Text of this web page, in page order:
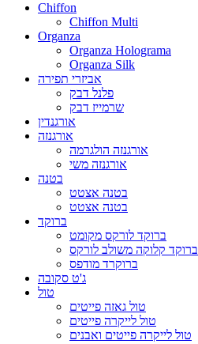
Chiffon
Chiffon Multi
Organza
Organza Holograma
Organza Silk
אביזרי תפירה
פלנל דבק
שרמייז דבק
אורגנדין
אורגנזה
אורגנזה הולגרמה
אורגנזה משי
בטנה
בטנה אצטט
בטנה אצטט
ברוקד
ברוקד לורקס מקומט
ברוקד קלוקה משולב לורקס
ברוקרד מודפס
ג'ט סקובה
טול
טול גאזה פייטים
טול לייקרה פייטים
טול לייקרה פייטים ואבנים